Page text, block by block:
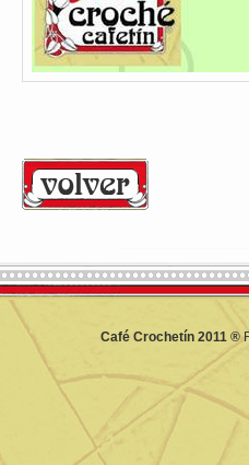
Café Crochetín 2011 ®